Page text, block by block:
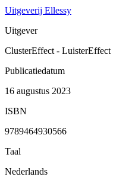
Uitgeverij Ellessy
Uitgever
ClusterEffect - LuisterEffect
Publicatiedatum
16 augustus 2023
ISBN
9789464930566
Taal
Nederlands